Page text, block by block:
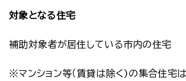
対象となる住宅
補助対象者が居住している市内の住宅
※マンション等（賃貸は除く)の集合住宅